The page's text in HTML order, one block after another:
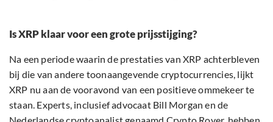
Is XRP klaar voor een grote prijsstijging?
Na een periode waarin de prestaties van XRP achterbleven
bij die van andere toonaangevende cryptocurrencies, lijkt
XRP nu aan de vooravond van een positieve ommekeer te
staan. Experts, inclusief advocaat Bill Morgan en de